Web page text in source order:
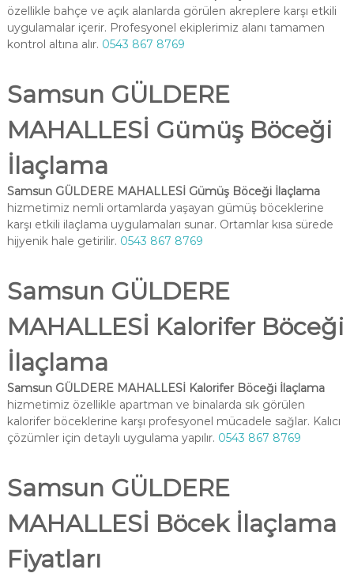
özellikle bahçe ve açık alanlarda görülen akreplere karşı etkili
uygulamalar içerir. Profesyonel ekiplerimiz alanı tamamen
kontrol altına alır. 0543 867 8769
Samsun GÜLDERE
MAHALLESİ Gümüş Böceği
İlaçlama
Samsun GÜLDERE MAHALLESİ Gümüş Böceği İlaçlama
hizmetimiz nemli ortamlarda yaşayan gümüş böceklerine
karşı etkili ilaçlama uygulamaları sunar. Ortamlar kısa sürede
hijyenik hale getirilir. 0543 867 8769
Samsun GÜLDERE
MAHALLESİ Kalorifer Böceği
İlaçlama
Samsun GÜLDERE MAHALLESİ Kalorifer Böceği İlaçlama
hizmetimiz özellikle apartman ve binalarda sık görülen
kalorifer böceklerine karşı profesyonel mücadele sağlar. Kalıcı
çözümler için detaylı uygulama yapılır. 0543 867 8769
Samsun GÜLDERE
MAHALLESİ Böcek İlaçlama
Fiyatları